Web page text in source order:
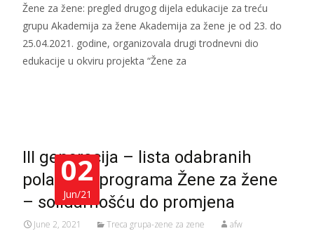
Žene za žene: pregled drugog dijela edukacije za treću
grupu Akademija za žene Akademija za žene je od 23. do
25.04.2021. godine, organizovala drugi trodnevni dio
edukacije u okviru projekta “Žene za
02
Jun/21
III generacija – lista odabranih
polaznica programa Žene za žene
– solidarnošću do promjena
June 2, 2021 Treca grupa-zene za zene afw